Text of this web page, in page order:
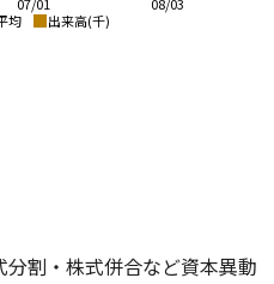
均 出来高(千)
割・株式併合など資本異動